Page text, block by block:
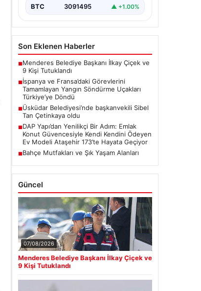
BTC 3091495 ▲ +1.00%
Son Eklenen Haberler
■Menderes Belediye Başkanı İlkay Çiçek ve
9 Kişi Tutuklandı
■İspanya ve Fransa’daki Görevlerini
Tamamlayan Yangın Söndürme Uçakları
Türkiye’ye Döndü
■Üsküdar Belediyesi’nde başkanvekili Sibel
Tan Çetinkaya oldu
■DAP Yapı’dan Yenilikçi Bir Adım: Emlak
Konut Güvencesiyle Kendi Kendini Ödeyen
Ev Modeli Ataşehir 173’te Hayata Geçiyor
■Bahçe Mutfakları ve Şık Yaşam Alanları
Güncel
07/08/2026
Menderes Belediye Başkanı İlkay Çiçek ve
9 Kişi Tutuklandı